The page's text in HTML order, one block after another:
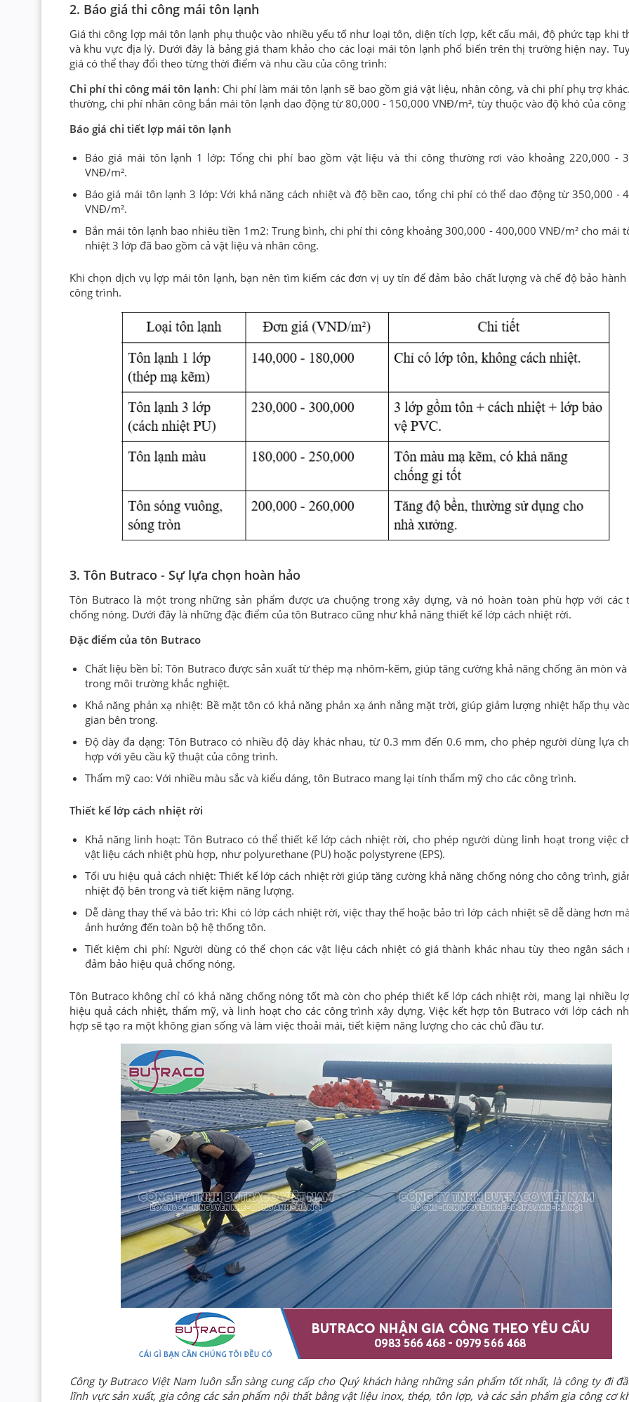
2. Báo giá thi công mái tôn lạnh
Giá thi công lợp mái tôn lạnh phụ thuộc vào nhiều yếu tố như loại tôn, diện tích lợp, kết cấu mái, độ phức tạp khi
và khu vực địa lý. Dưới đây là bảng giá tham khảo cho các loại mái tôn lạnh phổ biến trên thị trường hiện nay.
giá có thể thay đổi theo từng thời điểm và nhu cầu của công trình:
Chi phí thi công mái tôn lạnh: Chi phí làm mái tôn lạnh sẽ bao gồm giá vật liệu, nhân công, và chi phí phụ trợ
thường, chi phí nhân công bắn mái tôn lạnh dao động từ 80,000 - 150,000 VNĐ/m², tùy thuộc vào độ khó của
Báo giá chi tiết lợp mái tôn lạnh
Báo giá mái tôn lạnh 1 lớp: Tổng chi phí bao gồm vật liệu và thi công thường rơi vào khoảng 220,000 -
VNĐ/m².
Báo giá mái tôn lạnh 3 lớp: Với khả năng cách nhiệt và độ bền cao, tổng chi phí có thể dao động từ 350,000 -
VNĐ/m².
Bắn mái tôn lạnh bao nhiêu tiền 1m2: Trung bình, chi phí thi công khoảng 300,000 - 400,000 VNĐ/m² cho mái
nhiệt 3 lớp đã bao gồm cả vật liệu và nhân công.
Khi chọn dịch vụ lợp mái tôn lạnh, bạn nên tìm kiếm các đơn vị uy tín để đảm bảo chất lượng và chế độ bảo
công trình.
3. Tôn Butraco - Sự lựa chọn hoàn hảo
Tôn Butraco là một trong những sản phẩm được ưa chuộng trong xây dựng, và nó hoàn toàn phù hợp với các
chống nóng. Dưới đây là những đặc điểm của tôn Butraco cũng như khả năng thiết kế lớp cách nhiệt rời.
Đặc điểm của tôn Butraco
Chất liệu bền bỉ: Tôn Butraco được sản xuất từ thép mạ nhôm-kẽm, giúp tăng cường khả năng chống ăn mòn
trong môi trường khắc nghiệt.
Khả năng phản xạ nhiệt: Bề mặt tôn có khả năng phản xạ ánh nắng mặt trời, giúp giảm lượng nhiệt hấp thụ
gian bên trong.
Độ dày đa dạng: Tôn Butraco có nhiều độ dày khác nhau, từ 0.3 mm đến 0.6 mm, cho phép người dùng lựa
hợp với yêu cầu kỹ thuật của công trình.
Thẩm mỹ cao: Với nhiều màu sắc và kiểu dáng, tôn Butraco mang lại tính thẩm mỹ cho các công trình.
Thiết kế lớp cách nhiệt rời
Khả năng linh hoạt: Tôn Butraco có thể thiết kế lớp cách nhiệt rời, cho phép người dùng linh hoạt trong việc
vật liệu cách nhiệt phù hợp, như polyurethane (PU) hoặc polystyrene (EPS).
Tối ưu hiệu quả cách nhiệt: Thiết kế lớp cách nhiệt rời giúp tăng cường khả năng chống nóng cho công trình,
nhiệt độ bên trong và tiết kiệm năng lượng.
Dễ dàng thay thế và bảo trì: Khi có lớp cách nhiệt rời, việc thay thế hoặc bảo trì lớp cách nhiệt sẽ dễ dàng hơn
ảnh hưởng đến toàn bộ hệ thống tôn.
Tiết kiệm chi phí: Người dùng có thể chọn các vật liệu cách nhiệt có giá thành khác nhau tùy theo ngân sách
đảm bảo hiệu quả chống nóng.
Tôn Butraco không chỉ có khả năng chống nóng tốt mà còn cho phép thiết kế lớp cách nhiệt rời, mang lại nhiều
hiệu quả cách nhiệt, thẩm mỹ, và linh hoạt cho các công trình xây dựng. Việc kết hợp tôn Butraco với lớp cách
hợp sẽ tạo ra một không gian sống và làm việc thoải mái, tiết kiệm năng lượng cho các chủ đầu tư.
Công ty Butraco Việt Nam luôn sẵn sàng cung cấp cho Quý khách hàng những sản phẩm tốt nhất, là công ty đi
lĩnh vực sản xuất, gia công các sản phẩm nội thất bằng vật liệu inox, thép, tôn lợp, và các sản phẩm gia công cơ